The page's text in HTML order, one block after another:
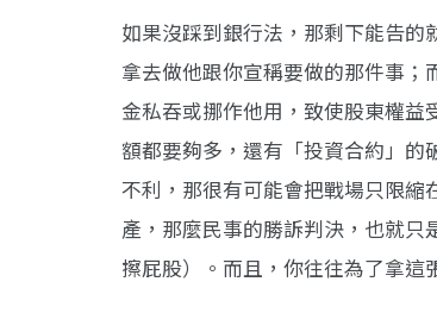
如果沒踩到銀行法，那剩下能告
拿去做他跟你宣稱要做的那件事；
金私吞或挪作他用，致使股東權
額都要夠多，還有「投資合約」
不利，那很有可能會把戰場只限縮
產，那麼民事的勝訴判決，也就
擦屁股）。而且，你往往為了拿這